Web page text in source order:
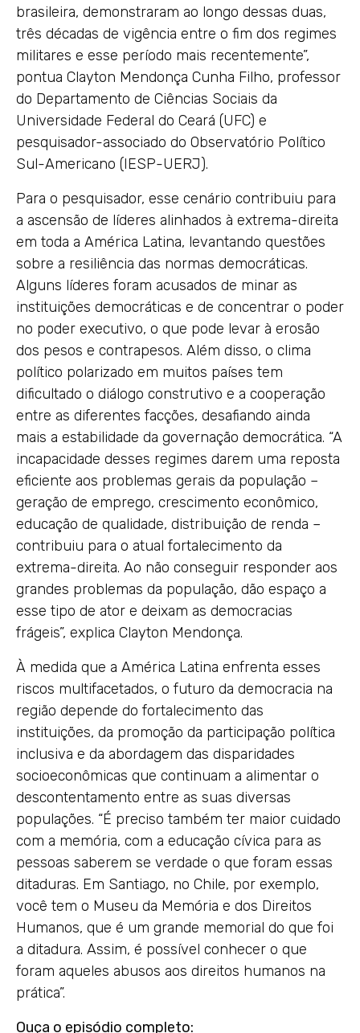
brasileira, demonstraram ao longo dessas duas,
três décadas de vigência entre o fim dos regimes
militares e esse período mais recentemente”,
pontua Clayton Mendonça Cunha Filho, professor
do Departamento de Ciências Sociais da
Universidade Federal do Ceará (UFC) e
pesquisador-associado do Observatório Político
Sul-Americano (IESP-UERJ).
Para o pesquisador, esse cenário contribuiu para
a ascensão de líderes alinhados à extrema-direita
em toda a América Latina, levantando questões
sobre a resiliência das normas democráticas.
Alguns líderes foram acusados de minar as
instituições democráticas e de concentrar o poder
no poder executivo, o que pode levar à erosão
dos pesos e contrapesos. Além disso, o clima
político polarizado em muitos países tem
dificultado o diálogo construtivo e a cooperação
entre as diferentes facções, desafiando ainda
mais a estabilidade da governação democrática. “A
incapacidade desses regimes darem uma reposta
eficiente aos problemas gerais da população –
geração de emprego, crescimento econômico,
educação de qualidade, distribuição de renda –
contribuiu para o atual fortalecimento da
extrema-direita. Ao não conseguir responder aos
grandes problemas da população, dão espaço a
esse tipo de ator e deixam as democracias
frágeis”, explica Clayton Mendonça.
À medida que a América Latina enfrenta esses
riscos multifacetados, o futuro da democracia na
região depende do fortalecimento das
instituições, da promoção da participação política
inclusiva e da abordagem das disparidades
socioeconômicas que continuam a alimentar o
descontentamento entre as suas diversas
populações. “É preciso também ter maior cuidado
com a memória, com a educação cívica para as
pessoas saberem se verdade o que foram essas
ditaduras. Em Santiago, no Chile, por exemplo,
você tem o Museu da Memória e dos Direitos
Humanos, que é um grande memorial do que foi
a ditadura. Assim, é possível conhecer o que
foram aqueles abusos aos direitos humanos na
prática”.
Ouça o episódio completo: